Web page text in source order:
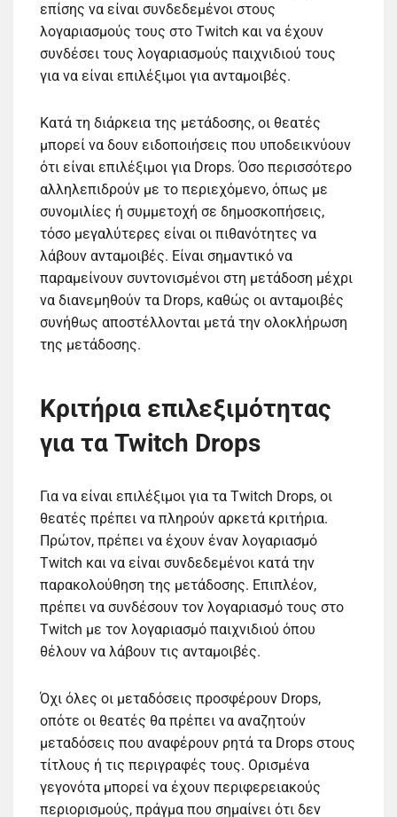
επίσης να είναι συνδεδεμένοι στους
λογαριασμούς τους στο Twitch και να έχουν
συνδέσει τους λογαριασμούς παιχνιδιού τους
για να είναι επιλέξιμοι για ανταμοιβές.
Κατά τη διάρκεια της μετάδοσης, οι θεατές
μπορεί να δουν ειδοποιήσεις που υποδεικνύουν
ότι είναι επιλέξιμοι για Drops. Όσο περισσότερο
αλληλεπιδρούν με το περιεχόμενο, όπως με
συνομιλίες ή συμμετοχή σε δημοσκοπήσεις,
τόσο μεγαλύτερες είναι οι πιθανότητες να
λάβουν ανταμοιβές. Είναι σημαντικό να
παραμείνουν συντονισμένοι στη μετάδοση μέχρι
να διανεμηθούν τα Drops, καθώς οι ανταμοιβές
συνήθως αποστέλλονται μετά την ολοκλήρωση
της μετάδοσης.
Κριτήρια επιλεξιμότητας
για τα Twitch Drops
Για να είναι επιλέξιμοι για τα Twitch Drops, οι
θεατές πρέπει να πληρούν αρκετά κριτήρια.
Πρώτον, πρέπει να έχουν έναν λογαριασμό
Twitch και να είναι συνδεδεμένοι κατά την
παρακολούθηση της μετάδοσης. Επιπλέον,
πρέπει να συνδέσουν τον λογαριασμό τους στο
Twitch με τον λογαριασμό παιχνιδιού όπου
θέλουν να λάβουν τις ανταμοιβές.
Όχι όλες οι μεταδόσεις προσφέρουν Drops,
οπότε οι θεατές θα πρέπει να αναζητούν
μεταδόσεις που αναφέρουν ρητά τα Drops στους
τίτλους ή τις περιγραφές τους. Ορισμένα
γεγονότα μπορεί να έχουν περιφερειακούς
περιορισμούς, πράγμα που σημαίνει ότι δεν